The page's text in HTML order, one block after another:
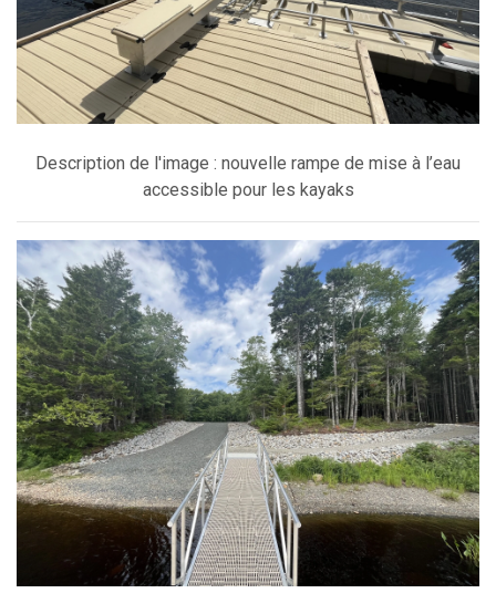
Description de l'image : nouvelle rampe de mise à l’eau
accessible pour les kayaks